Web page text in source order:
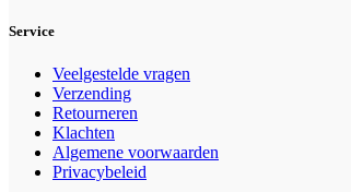
Service
Veelgestelde vragen
Verzending
Retourneren
Klachten
Algemene voorwaarden
Privacybeleid